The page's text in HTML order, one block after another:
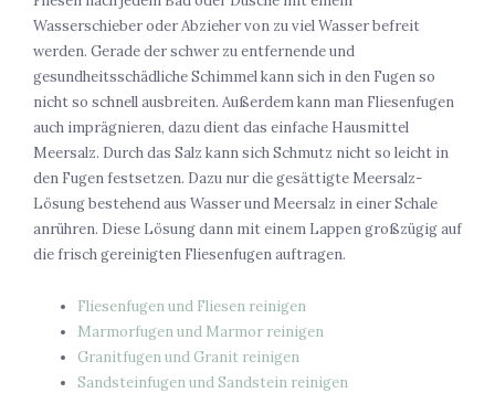
Wasserschieber oder Abzieher von zu viel Wasser befreit
werden. Gerade der schwer zu entfernende und
gesundheitsschädliche Schimmel kann sich in den Fugen so
nicht so schnell ausbreiten. Außerdem kann man Fliesenfugen
auch imprägnieren, dazu dient das einfache Hausmittel
Meersalz. Durch das Salz kann sich Schmutz nicht so leicht in
den Fugen festsetzen. Dazu nur die gesättigte Meersalz-
Lösung bestehend aus Wasser und Meersalz in einer Schale
anrühren. Diese Lösung dann mit einem Lappen großzügig auf
die frisch gereinigten Fliesenfugen auftragen.
Fliesenfugen und Fliesen reinigen
Marmorfugen und Marmor reinigen
Granitfugen und Granit reinigen
Sandsteinfugen und Sandstein reinigen